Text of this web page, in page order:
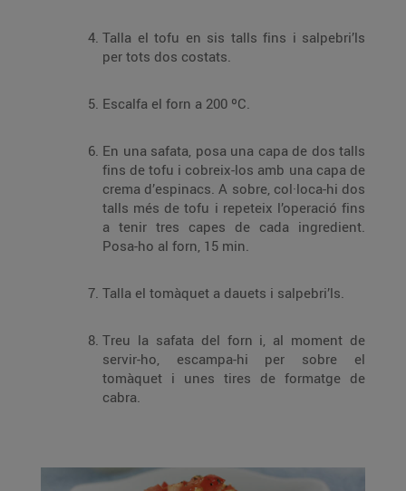
Talla el tofu en sis talls fins i salpebri’ls
per tots dos costats.
Escalfa el forn a 200 ºC.
En una safata, posa una capa de dos talls
fins de tofu i cobreix-los amb una capa de
crema d’espinacs. A sobre, col·loca-hi dos
talls més de tofu i repeteix l’operació fins
a tenir tres capes de cada ingredient.
Posa-ho al forn, 15 min.
Talla el tomàquet a dauets i salpebri’ls.
Treu la safata del forn i, al moment de
servir-ho, escampa-hi per sobre el
tomàquet i unes tires de formatge de
cabra.